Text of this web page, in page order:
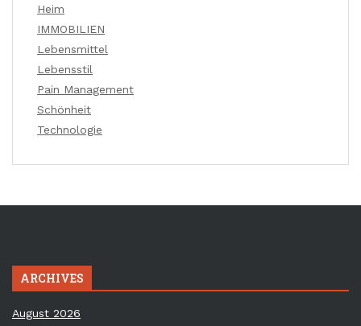
Heim
IMMOBILIEN
Lebensmittel
Lebensstil
Pain Management
Schönheit
Technologie
ARCHIVES
August 2026